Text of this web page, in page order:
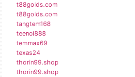
t88golds.com
t88golds.com
tangtem168
teenoi888
temmax69
texas24
thorin99.shop
thorin99.shop